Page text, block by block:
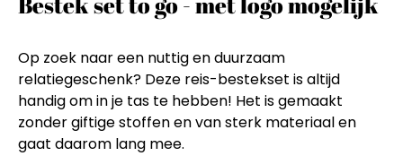
Op zoek naar een nuttig en duurzaam
relatiegeschenk? Deze reis-bestekset is altijd
handig om in je tas te hebben! Het is gemaakt
zonder giftige stoffen en van sterk materiaal en
gaat daarom lang mee.